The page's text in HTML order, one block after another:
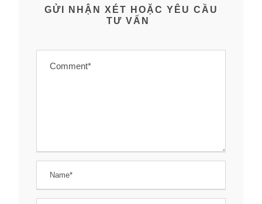
GỬI NHẬN XÉT HOẶC YÊU CẦU
TƯ VẤN